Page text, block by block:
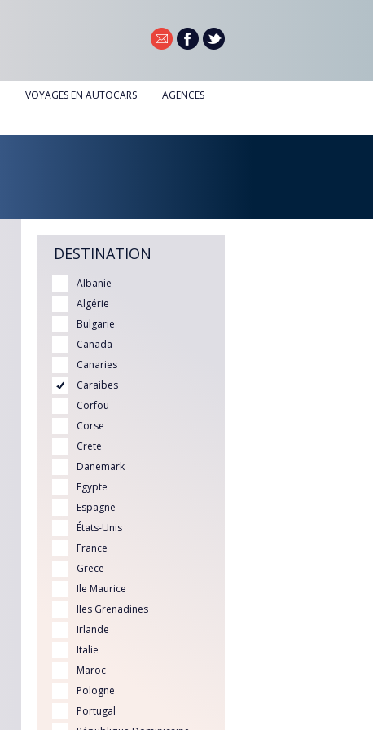
VOYAGES EN AUTOCARS
AGENCES
DESTINATION
Albanie
Algérie
Bulgarie
Canada
Canaries
Caraibes
Corfou
Corse
Crete
Danemark
Egypte
Espagne
États-Unis
France
Grece
Ile Maurice
Iles Grenadines
Irlande
Italie
Maroc
Pologne
Portugal